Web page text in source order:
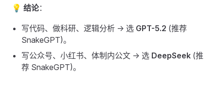
💡 结论：
写代码、做科研、逻辑分析 -> 选 GPT-5.2 (推荐
SnakeGPT)。
写公众号、小红书、体制内公文 -> 选 DeepSeek (推
荐 SnakeGPT)。